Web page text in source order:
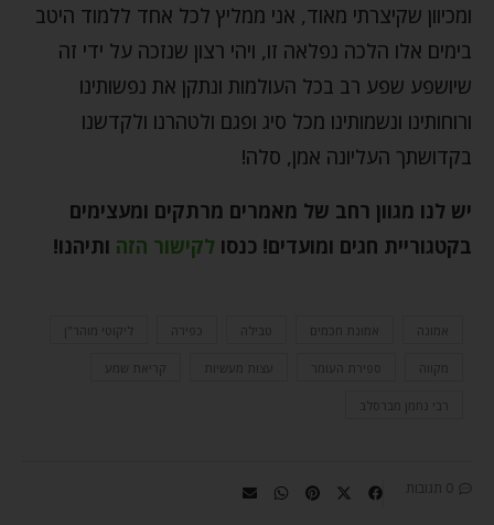
ומכיוון שקיצרתי מאוד, אני ממליץ לכל אחד ללמוד היטב
בימים אלו הלכה נפלאה זו, ויהי רצון שנזכה על ידי זה
שיושפע שפע רב בכל העולמות ונתקן את נפשותינו
ורוחותינו ונשמותינו מכל סיג ופגם ולטהרנו ולקדשנו
בקדושתך העליונה אמן, סלה!
יש לנו מגוון רחב של מאמרים מרתקים ומעצימים
בקטגוריית חגים ומועדים! כנסו לקישור הזה ותיהנו!
אמונה אמונת חכמים טבילה כפירה ליקוטי מוהר"ן
מקווה ספירת העומר עצות מעשיות קריאת שמע
רבי נחמן מברסלב
0 תגובות